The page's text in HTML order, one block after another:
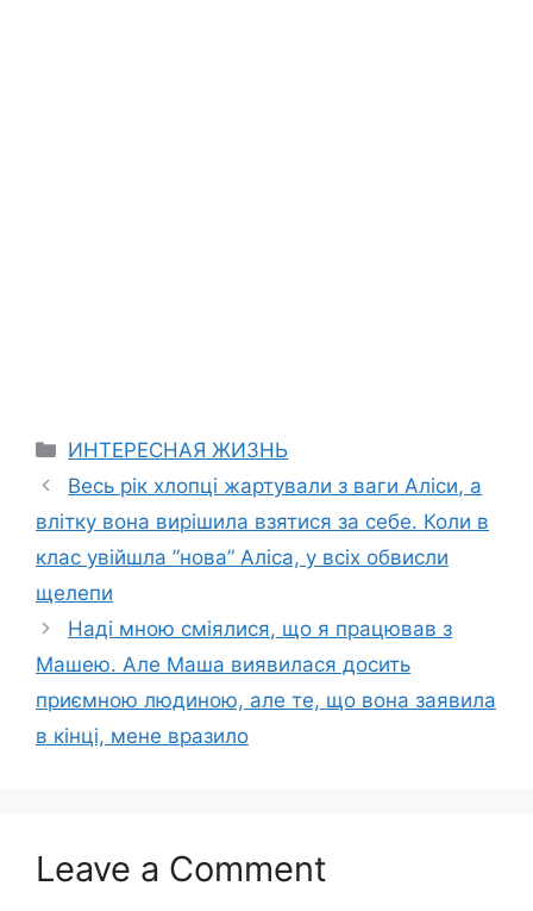
Categories
ИНТЕРЕСНАЯ ЖИЗНЬ
Весь рік хлопці жартували з ваги Аліси, а
влітку вона вирішила взятися за себе. Коли в
клас увійшла ”нова” Аліса, у всіх обвисли
щелепи
Наді мною сміялися, що я працював з
Машею. Але Маша виявилася досить
приємною людиною, але те, що вона заявила
в кінці, мене вразило
Leave a Comment